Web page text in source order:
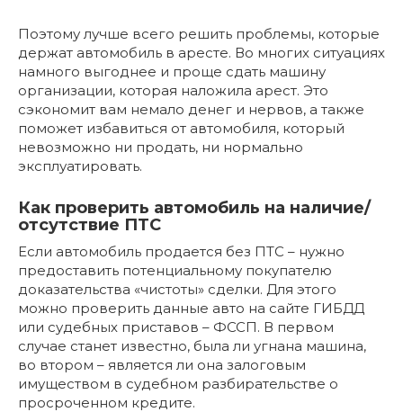
Поэтому лучше всего решить проблемы, которые
держат автомобиль в аресте. Во многих ситуациях
намного выгоднее и проще сдать машину
организации, которая наложила арест. Это
сэкономит вам немало денег и нервов, а также
поможет избавиться от автомобиля, который
невозможно ни продать, ни нормально
эксплуатировать.
Как проверить автомобиль на наличие/
отсутствие ПТС
Если автомобиль продается без ПТС – нужно
предоставить потенциальному покупателю
доказательства «чистоты» сделки. Для этого
можно проверить данные авто на сайте ГИБДД
или судебных приставов – ФССП. В первом
случае станет известно, была ли угнана машина,
во втором – является ли она залоговым
имуществом в судебном разбирательстве о
просроченном кредите.